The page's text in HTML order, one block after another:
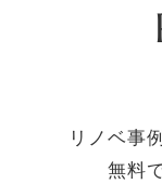
リノベ事
無料